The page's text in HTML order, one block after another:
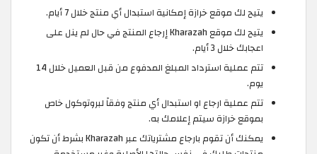
يتيح لك موقع خرازة إمكانية استبدال أي منتج خلال 7 أيام.
يتيح لك موقع Kharazah إرجاع المنتج في حال لم ينل على
اعجابك خلال 3 أيام.
تتم عملية استرداد المبلغ المدفوع من قبل العميل خلال 14
يوم.
تتم عملية ارجاع او استبدال أي منتج وفقاً لبروتوكول خاص
بموقع خرازة سيتم إعلامك به.
يمكنك أن تقوم بارجاع مشترياتك عبر Kharazah بشرط أن تكون